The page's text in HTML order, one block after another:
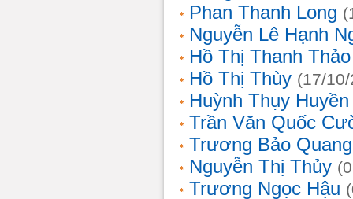
Phan Thanh Long
Nguyễn Lê Hạnh
Hồ Thị Thanh Thảo
Hồ Thị Thùy (17/
Huỳnh Thụy
Trần Văn Quốc
Trương Bảo
Nguyễn Thị Thủy
Trương Ngọc Hậu